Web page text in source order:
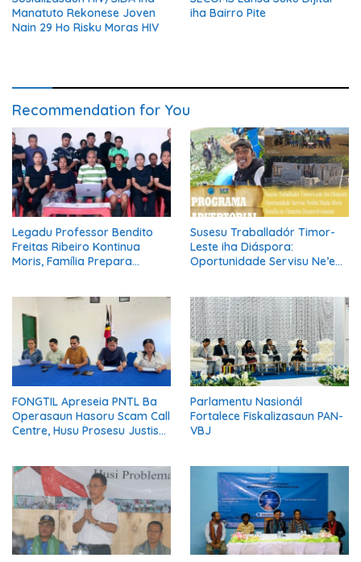
Manatuto Rekonese Joven
Nain 29 Ho Risku Moras HIV
iha Bairro Pite
Recommendation for You
Legadu Professor Bendito
Freitas Ribeiro Kontinua
Moris, Família Prepara
Susesu Traballadór Timor-
Leste iha Diáspora:
Oportunidade Servisu Ne’ebé
Nasaun
FONGTIL Apreseia PNTL Ba
Operasaun Hasoru Scam Call
Centre, Husu Prosesu Justisa
Parlamentu Nasionál
Fortalece Fiskalizasaun PAN-
VBJ